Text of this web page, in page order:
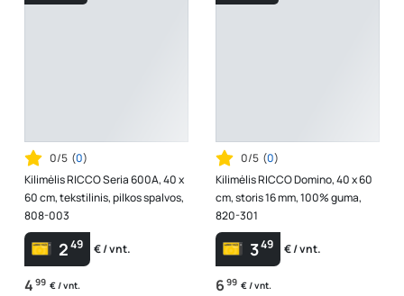
0/5 (0)
Kilimėlis RICCO Seria 600A, 40 x
60 cm, tekstilinis, pilkos spalvos,
808-003
249 € / vnt.
4 99 € / vnt.
0/5 (0)
Kilimėlis RICCO Domino, 40 x 60
cm, storis 16 mm, 100% guma,
820-301
349 € / vnt.
6 99 € / vnt.